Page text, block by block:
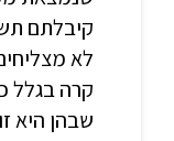
קיבלתם
לא
קרה בגלל
שבהן היא